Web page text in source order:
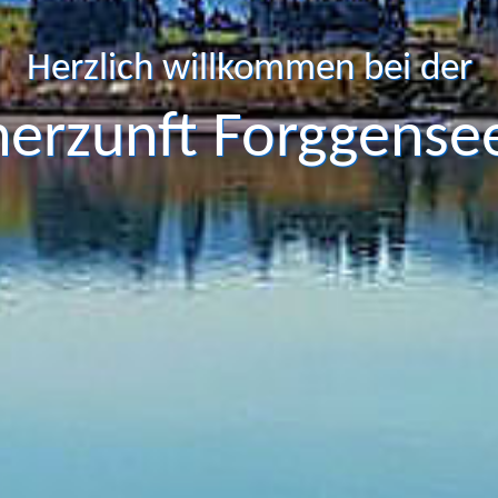
Herzlich willkommen bei der